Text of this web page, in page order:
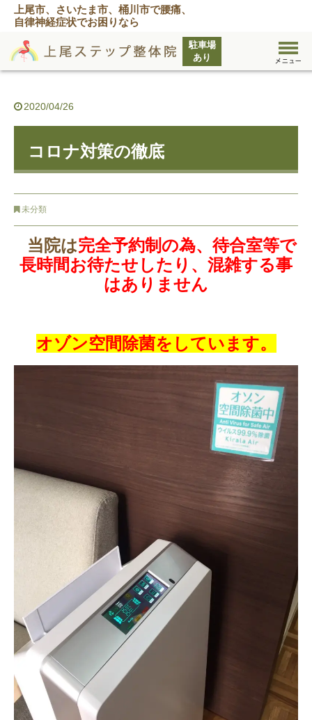
上尾市、さいたま市、桶川市で腰痛、
自律神経症状でお困りなら
2020/04/26
コロナ対策の徹底
未分類
当院は完全予約制の為、待合室等で
長時間お待たせしたり、混雑する事
はありません
オゾン空間除菌をしています。